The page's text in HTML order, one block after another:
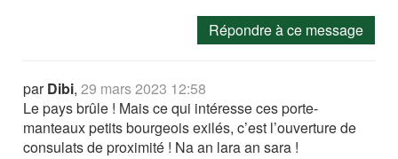
Répondre à ce message
parDibi,29 mars 2023 12:58
Le pays brûle ! Mais ce qui intéresse ces porte-
manteaux petits bourgeois exilés, c’est l’ouverture de
consulats de proximité ! Na an lara an sara !